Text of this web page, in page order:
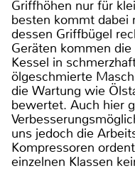
Griffhöhen nur für
besten kommt dabei
dessen Griffbügel
Geräten kommen
Kessel in
ölgeschmierte
die Wartung wie
bewertet. Auch hier
uns jedoch die
Kompressoren
einzelnen Klassen